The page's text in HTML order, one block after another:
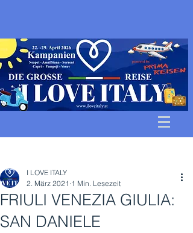
FRIULI VENEZIA GIULIA:
SAN DANIELE
I LOVE ITALY
2. März 2021 1 Min. Lesezeit